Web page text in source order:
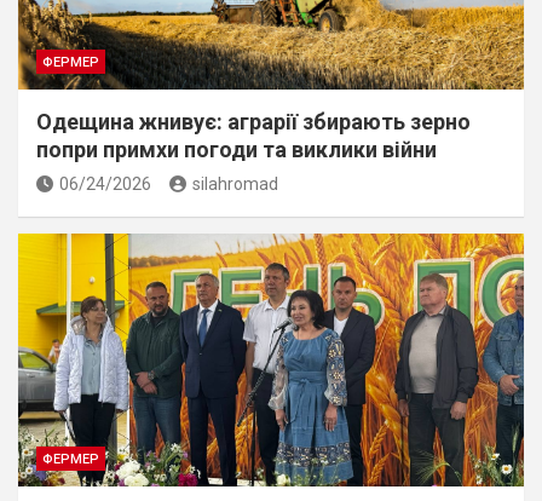
ФЕРМЕР
Одещина жнивує: аграрії збирають зерно
попри примхи погоди та виклики війни
06/24/2026 silahromad
ФЕРМЕР